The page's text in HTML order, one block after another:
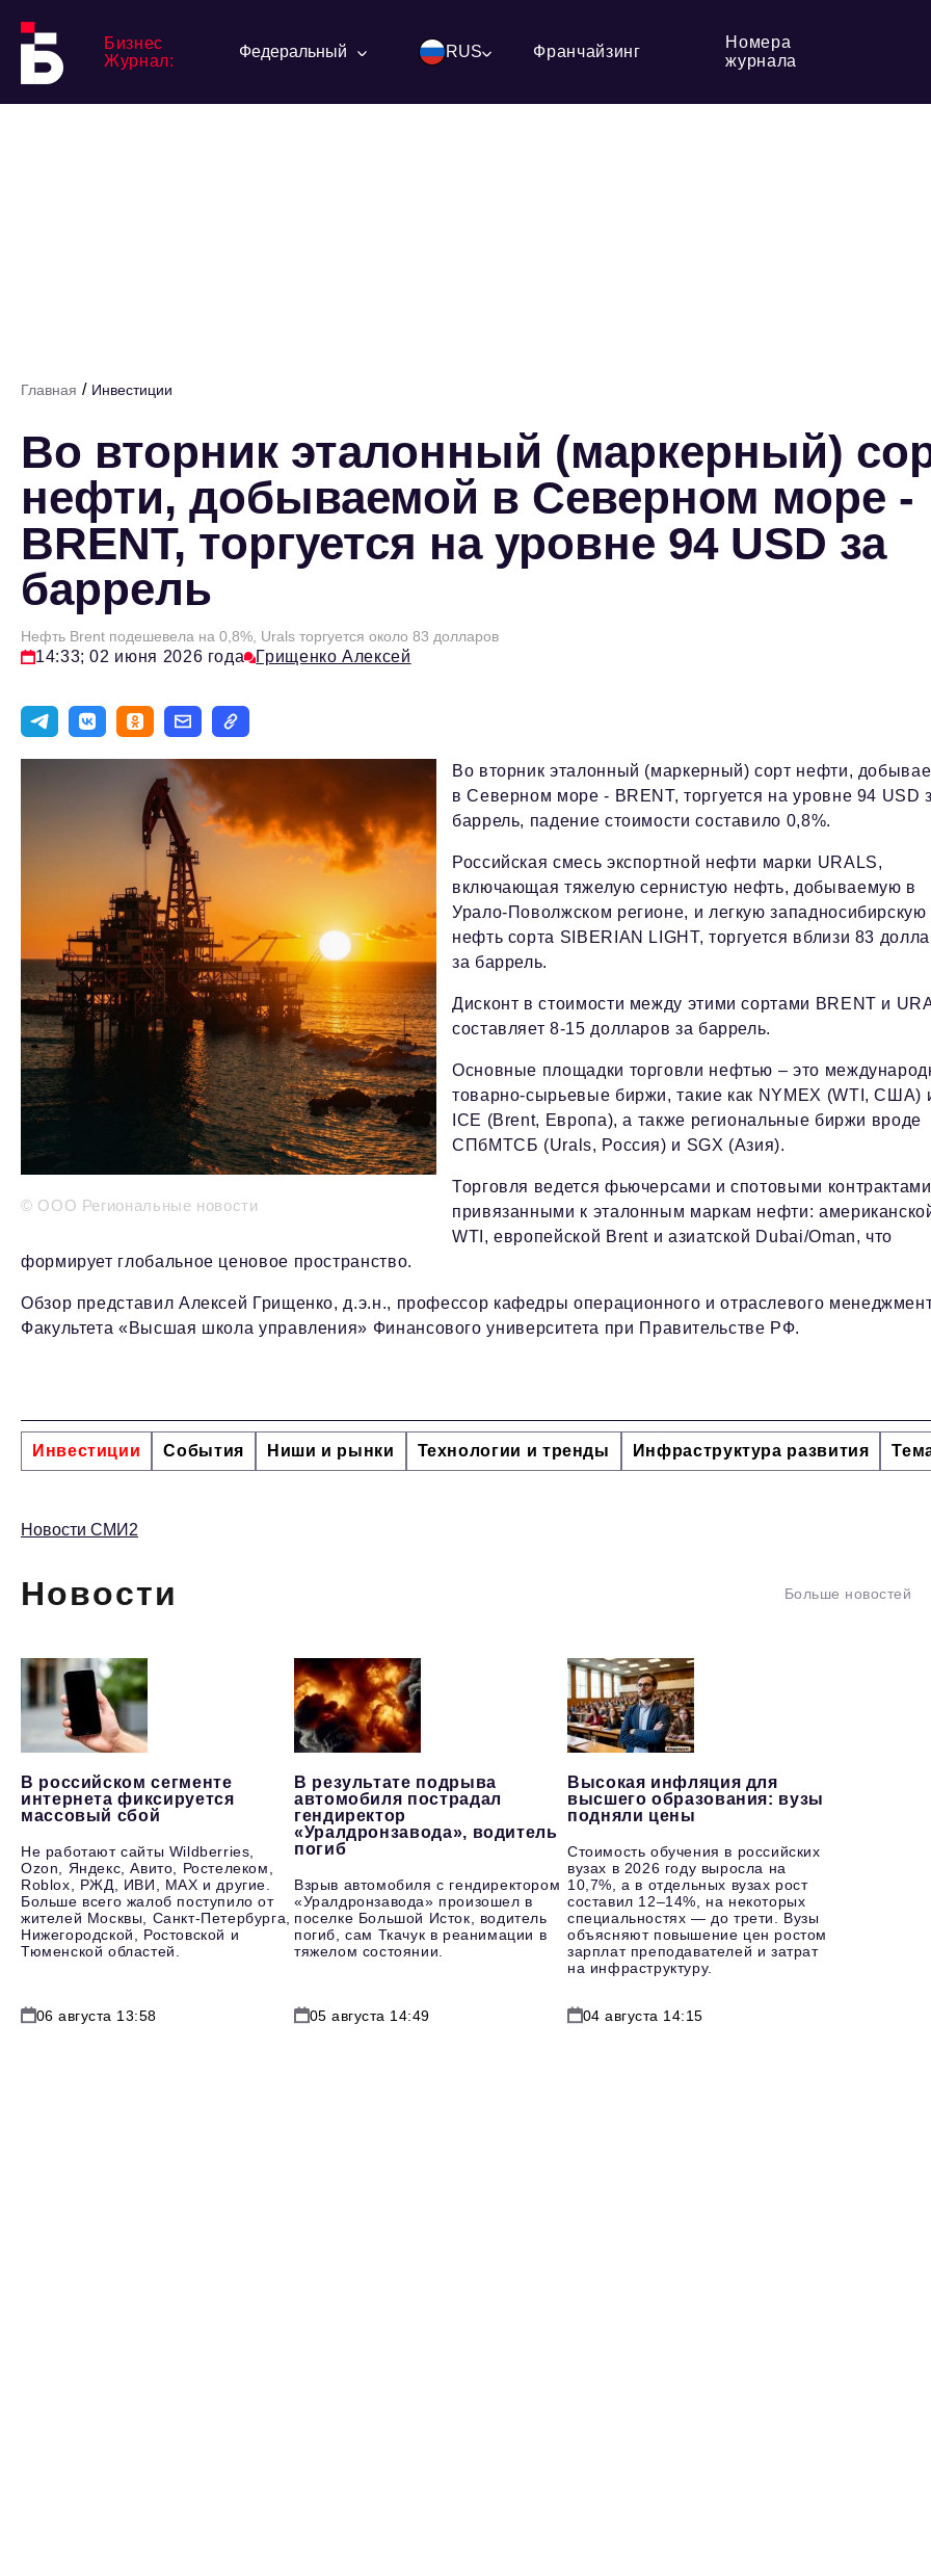
Бизнес
Журнал:
Федеральный RUS Франчайзинг
Номера
журнала
Главная / Инвестиции
Во вторник эталонный (маркерный)
нефти, добываемой в Северном море -
BRENT, торгуется на уровне 94 USD за
баррель
Нефть Brent подешевела на 0,8%, Urals торгуется около 83 долларов
14:33; 02 июня 2026 года Грищенко Алексей
© ООО Региональные новости
Во вторник эталонный (маркерный) сорт нефти,
в Северном море - BRENT, торгуется на уровне 94 USD
баррель, падение стоимости составило 0,8%.
Российская смесь экспортной нефти марки URALS,
включающая тяжелую сернистую нефть, добываемую в
Урало-Поволжском регионе, и легкую западносибирскую
нефть сорта SIBERIAN LIGHT, торгуется вблизи 83
за баррель.
Дисконт в стоимости между этими сортами BRENT и
составляет 8-15 долларов за баррель.
Основные площадки торговли нефтью – это
товарно-сырьевые биржи, такие как NYMEX (WTI, США)
ICE (Brent, Европа), а также региональные биржи вроде
СПбМТСБ (Urals, Россия) и SGX (Азия).
Торговля ведется фьючерсами и спотовыми
привязанными к эталонным маркам нефти:
WTI, европейской Brent и азиатской Dubai/Oman, что
формирует глобальное ценовое пространство.
Обзор представил Алексей Грищенко, д.э.н., профессор кафедры операционного и отраслевого
Факультета «Высшая школа управления» Финансового университета при Правительстве РФ.
Инвестиции События Ниши и рынки Технологии и тренды Инфраструктура развития
Новости СМИ2
Новости Больше новостей
В российском сегменте
интернета фиксируется
массовый сбой
Не работают сайты Wildberries,
Ozon, Яндекс, Авито, Ростелеком,
Roblox, РЖД, ИВИ, MAX и другие.
Больше всего жалоб поступило от
жителей Москвы, Санкт-Петербурга,
Нижегородской, Ростовской и
Тюменской областей.
06 августа 13:58
В результате подрыва
автомобиля пострадал
гендиректор
«Уралдронзавода», водитель
погиб
Взрыв автомобиля с гендиректором
«Уралдронзавода» произошел в
поселке Большой Исток, водитель
погиб, сам Ткачук в реанимации в
тяжелом состоянии.
05 августа 14:49
Высокая инфляция для
высшего образования: вузы
подняли цены
Стоимость обучения в российских
вузах в 2026 году выросла на
10,7%, а в отдельных вузах рост
составил 12–14%, на некоторых
специальностях — до трети. Вузы
объясняют повышение цен ростом
зарплат преподавателей и затрат
на инфраструктуру.
04 августа 14:15